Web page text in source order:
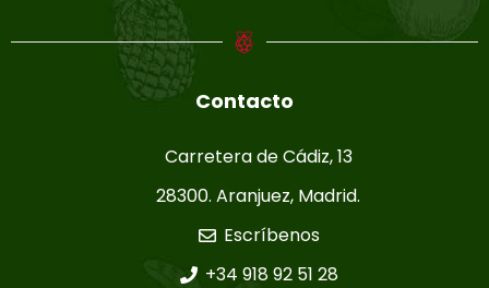
Contacto
Carretera de Cádiz, 13
28300. Aranjuez, Madrid.
Escríbenos
+34 918 92 51 28